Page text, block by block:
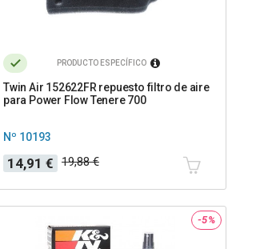
PRODUCTO ESPECÍFICO
Twin Air 152622FR repuesto filtro de aire
para Power Flow Tenere 700
Nº 10193
Precio
14,91 €
Precio
base
19,88 €
-5%